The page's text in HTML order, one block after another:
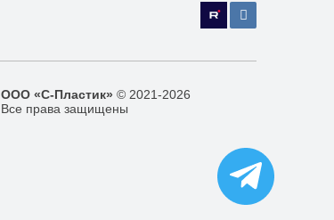
ООО «С-Пластик» © 2021-2026
Все права защищены